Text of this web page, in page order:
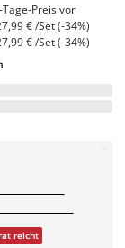
Preis vor
€ /Set (-34%)
€ /Set (-34%)
reicht